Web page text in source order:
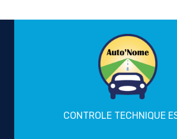
CONTROLE TECHNIQUE